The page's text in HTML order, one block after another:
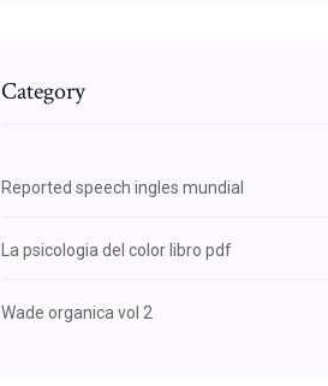
Category
Reported speech ingles mundial
La psicologia del color libro pdf
Wade organica vol 2